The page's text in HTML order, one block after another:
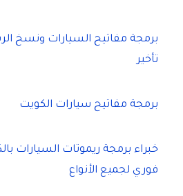
برمجة مفاتيح السيارات ونسخ
تأخير
برمجة مفاتيح سيارات الكويت
خبراء برمجة ريموتات السيارات
فوري لجميع الأنواع